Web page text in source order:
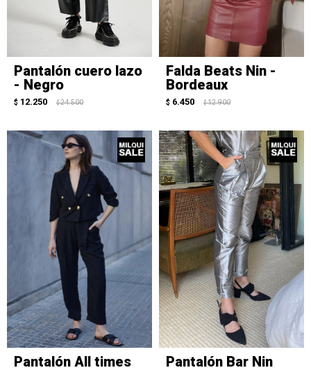
Pantalón cuero lazo
- Negro
$ 12.250 $ 24.500
Falda Beats Nin -
Bordeaux
$ 6.450 $ 12.900
Pantalón All times
Pantalón Bar Nin